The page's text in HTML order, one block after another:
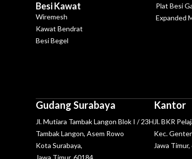
Besi Kawat
Wiremesh
Kawat Bendrat
Besi Begel
Plat Besi
Expanded
Gudang Surabaya
Jl. Mutiara Tambak Langon Blok I / 23H
Tambak Langon, Asem Rowo
Kota Surabaya,
Jawa Timur, 60184
Kantor
Jl. BKR
Kec.
Jawa